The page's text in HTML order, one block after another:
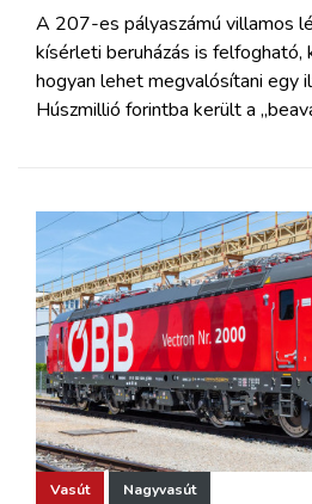
A 207-es pályaszámú villamos
kísérleti beruházás is felfogható,
hogyan lehet megvalósítani egy
Húszmillió forintba került a
Vasút Nagyvasút